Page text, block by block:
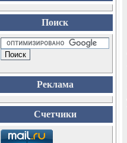
Поиск
Реклама
Счетчики